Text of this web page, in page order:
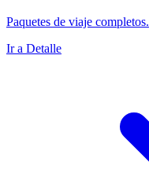
Paquetes de viaje completos.
Ir a Detalle